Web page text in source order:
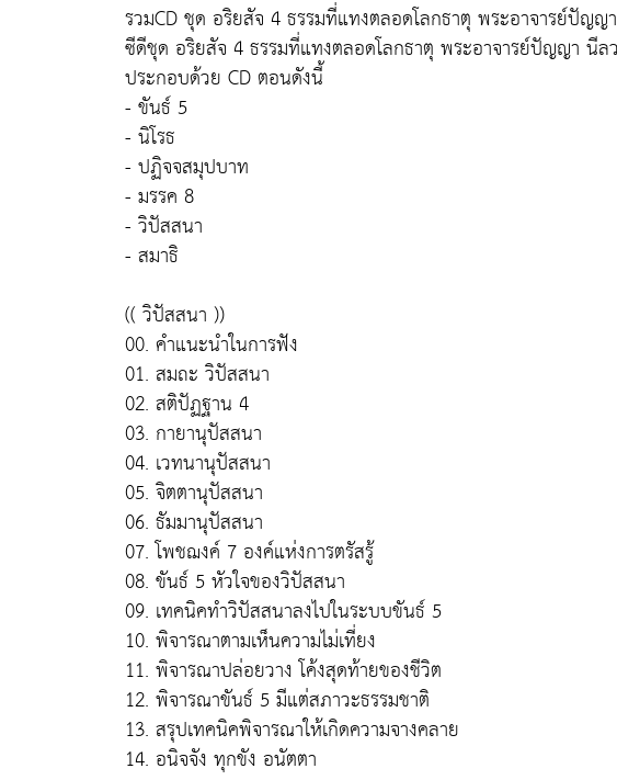
รวมCD ชุด อริยสัจ 4 ธรรมที่แทงตลอดโลกธาตุ พระอาจารย์ปัญ
ซีดีชุด อริยสัจ 4 ธรรมที่แทงตลอดโลกธาตุ พระอาจารย์ปัญญา นี
ประกอบด้วย CD ตอนดังนี้
- ขันธ์ 5
- นิโรธ
- ปฏิจจสมุปบาท
- มรรค 8
- วิปัสสนา
- สมาธิ
(( วิปัสสนา ))
00. คำแนะนำในการฟัง
01. สมถะ วิปัสสนา
02. สติปัฏฐาน 4
03. กายานุปัสสนา
04. เวทนานุปัสสนา
05. จิตตานุปัสสนา
06. ธัมมานุปัสสนา
07. โพชฌงค์ 7 องค์แห่งการตรัสรู้
08. ขันธ์ 5 หัวใจของวิปัสสนา
09. เทคนิคทำวิปัสสนาลงไปในระบบขันธ์ 5
10. พิจารณาตามเห็นความไม่เที่ยง
11. พิจารณาปล่อยวาง โค้งสุดท้ายของชีวิต
12. พิจารณาขันธ์ 5 มีแต่สภาวะธรรมชาติ
13. สรุปเทคนิคพิจารณาให้เกิดความจางคลาย
14. อนิจจัง ทุกขัง อนัตตา